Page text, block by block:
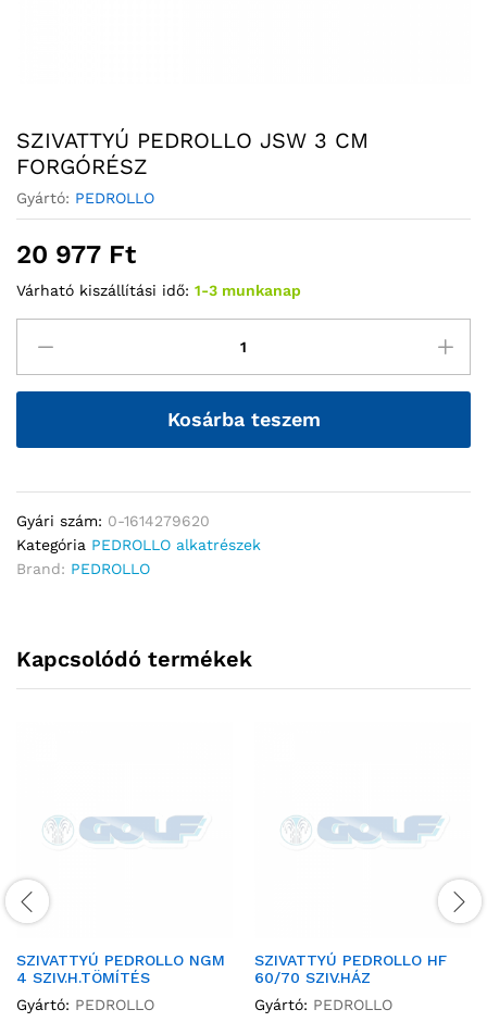
SZIVATTYÚ PEDROLLO JSW 3 CM
FORGÓRÉSZ
Gyártó: PEDROLLO
20 977 Ft
Várható kiszállítási idő: 1-3 munkanap
Kosárba teszem
Gyári szám: 0-1614279620
Kategória PEDROLLO alkatrészek
Brand: PEDROLLO
Kapcsolódó termékek
SZIVATTYÚ PEDROLLO NGM
4 SZIV.H.TÖMÍTÉS
Gyártó: PEDROLLO
SZIVATTYÚ PEDROLLO HF
60/70 SZIV.HÁZ
Gyártó: PEDROLLO